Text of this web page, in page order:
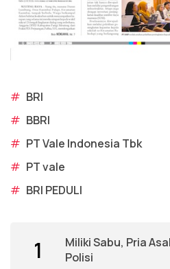
# BRI
# BBRI
# PT Vale Indonesia Tbk
# PT vale
# BRI PEDULI
1
Miliki Sabu, Pria
Polisi